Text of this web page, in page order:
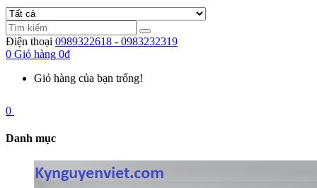
Điện thoại 0989322618 - 0983232319
0 Giỏ hàng 0đ
Giỏ hàng của bạn trống!
0
Danh mục